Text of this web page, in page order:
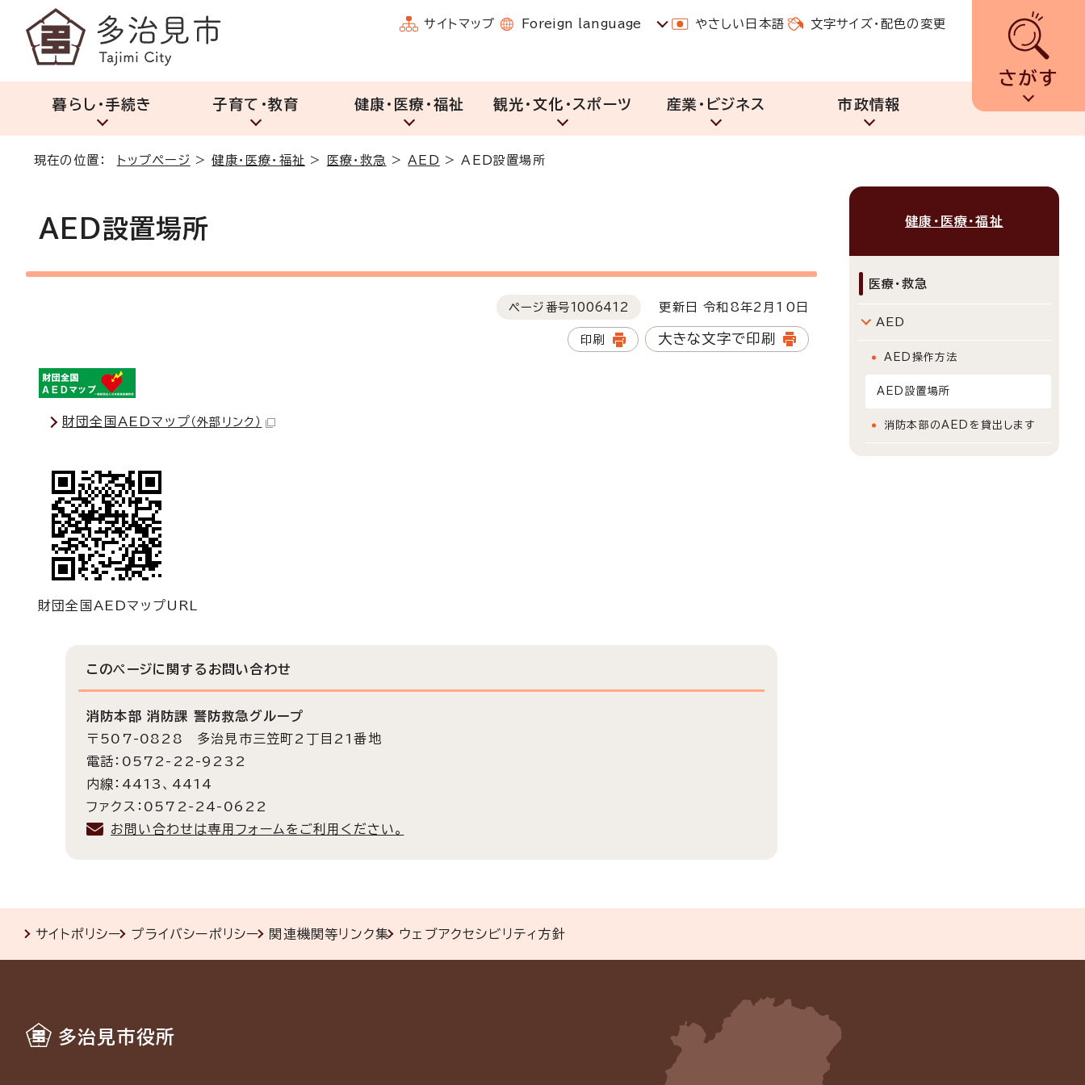
サイトマップ Foreign language やさしい日本語 文字サイズ・配色の変更
さがす
暮らし・手続き 子育て・教育 健康・医療・福祉 観光・文化・スポーツ 産業・ビジネス 市政情報
現在の位置： トップページ >健康・医療・福祉 > 医療・救急 >AED >AED設置場所
AED設置場所
ページ番号1006412 更新日 令和8年2月10日
印刷 大きな文字で印刷
財団全国AEDマップ （外部リンク）
財団全国AEDマップURL
このページに関する お問い合わせ
消防本部 消防課 警防救急グループ
〒507-0828 多治見市三笠町2丁目21番地
電話：0572-22-9232
内線：4413、4414
ファクス：0572-24-0622
お問い合わせは専用フォームをご利用ください。
健康・医療・福祉
医療・救急
AED
AED操作方法
AED設置場所
消防本部のAEDを貸出します
サイトポリシー プライバシーポリシー 関連機関等リンク集 ウェブアクセシビリティ方針
多治見市役所